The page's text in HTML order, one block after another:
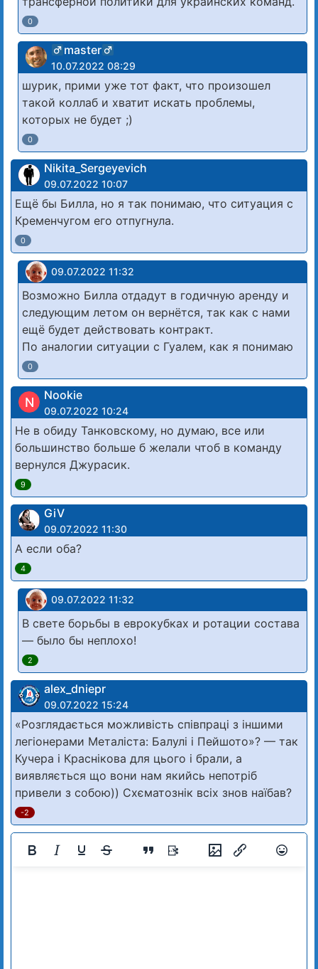
0
master
10.07.2022 08:29
шурик, прими уже тот факт, что произошел
такой коллаб и хватит искать проблемы,
которых не будет ;)
0
Nikita_Sergeyevich
09.07.2022 10:07
Ещё бы Билла, но я так понимаю, что ситуация с
Кременчугом его отпугнула.
0
09.07.2022 11:32
Возможно Билла отдадут в годичную аренду и
следующим летом он вернётся, так как с нами
ещё будет действовать контракт.
По аналогии ситуации с Гуалем, как я понимаю
0
N Nookie
09.07.2022 10:24
Не в обиду Танковскому, но думаю, все или
большинство больше б желали чтоб в команду
вернулся Джурасик.
9
GiV
09.07.2022 11:30
А если оба?
4
09.07.2022 11:32
В свете борьбы в еврокубках и ротации состава
— было бы неплохо!
2
alex_dniepr
09.07.2022 15:24
«Розглядається можливість співпраці з іншими
легіонерами Металіста: Балулі і Пейшото»? — так
Кучера і Краснікова для цього і брали, а
виявляється що вони нам якийсь непотріб
привели з собою)) Схєматознік всіх знов наїбав?
-2